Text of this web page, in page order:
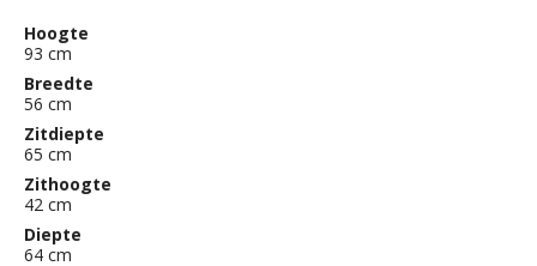
Hoogte
93 cm
Breedte
56 cm
Zitdiepte
65 cm
Zithoogte
42 cm
Diepte
64 cm